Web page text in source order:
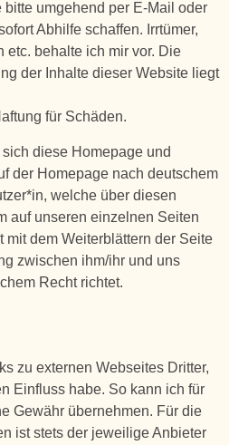
umgehend per E-Mail oder
Abhilfe schaffen. Irrtümer,
etc. behalte ich mir vor. Die
der Inhalte dieser Website liegt
für Schäden.
diese Homepage und
der Homepage nach deutschem
welche über diesen
auf unseren einzelnen Seiten
mit dem Weiterblättern der Seite
zwischen ihm/ihr und uns
Recht richtet.
zu externen Webseites Dritter,
Einfluss habe. So kann ich für
Gewähr übernehmen. Für die
ist stets der jeweilige Anbieter